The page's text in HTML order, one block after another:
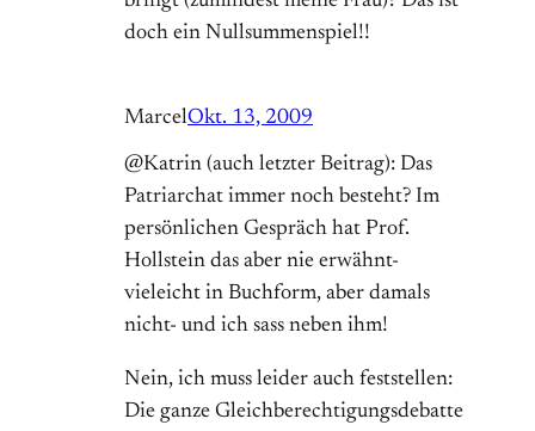
doch ein Nullsummenspiel!!
MarcelOkt. 13, 2009
@Katrin (auch letzter Beitrag): Das
Patriarchat immer noch besteht? Im
persönlichen Gespräch hat Prof.
Hollstein das aber nie erwähnt-
vieleicht in Buchform, aber damals
nicht- und ich sass neben ihm!
Nein, ich muss leider auch feststellen:
Die ganze Gleichberechtigungsdebatte